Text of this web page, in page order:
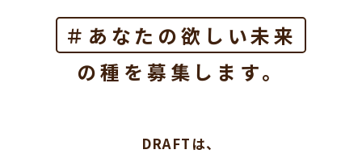
＃あなたの欲しい未来
の種を募集します。
DRAFTは、